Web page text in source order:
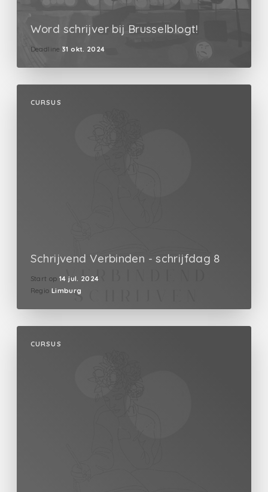
Word schrijver bij Brusselblogt!
Deadline 31 okt. 2024
CURSUS
Schrijvend Verbinden - schrijfdag 8
Start op 14 jul. 2024
Regio Limburg
CURSUS